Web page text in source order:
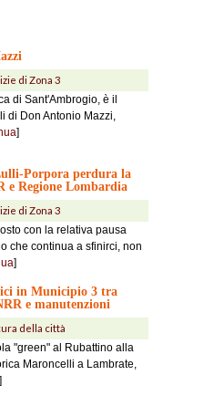
di Zona 3
di Sant'Ambrogio, è il
di Don Antonio Mazzi,
]
Porpora perdura la
e Regione Lombardia
di Zona 3
con la relativa pausa
che continua a sfinirci, non
]
in Municipio 3 tra
e manutenzioni
della città
"green" al Rubattino alla
Maroncelli a Lambrate,